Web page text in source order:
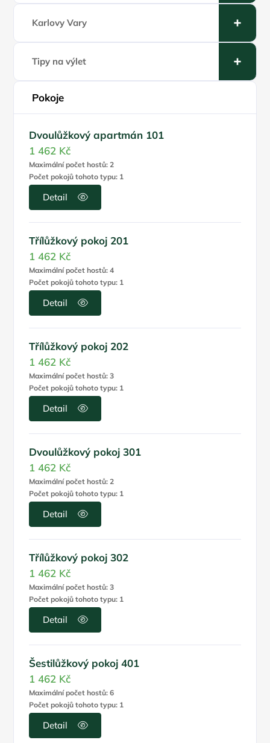
Karlovy Vary
Tipy na výlet
Pokoje
Dvoulůžkový apartmán 101
1 462 Kč
Maximální počet hostů: 2
Počet pokojů tohoto typu: 1
Detail
Třílůžkový pokoj 201
1 462 Kč
Maximální počet hostů: 4
Počet pokojů tohoto typu: 1
Detail
Třílůžkový pokoj 202
1 462 Kč
Maximální počet hostů: 3
Počet pokojů tohoto typu: 1
Detail
Dvoulůžkový pokoj 301
1 462 Kč
Maximální počet hostů: 2
Počet pokojů tohoto typu: 1
Detail
Třílůžkový pokoj 302
1 462 Kč
Maximální počet hostů: 3
Počet pokojů tohoto typu: 1
Detail
Šestilůžkový pokoj 401
1 462 Kč
Maximální počet hostů: 6
Počet pokojů tohoto typu: 1
Detail